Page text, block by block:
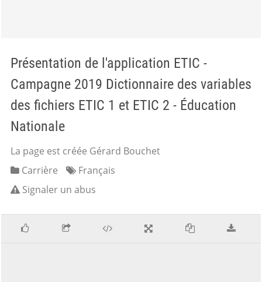
Présentation de l'application ETIC -
Campagne 2019 Dictionnaire des variables
des fichiers ETIC 1 et ETIC 2 - Éducation
Nationale
La page est créée Gérard Bouchet
Carrière
Français
Signaler un abus